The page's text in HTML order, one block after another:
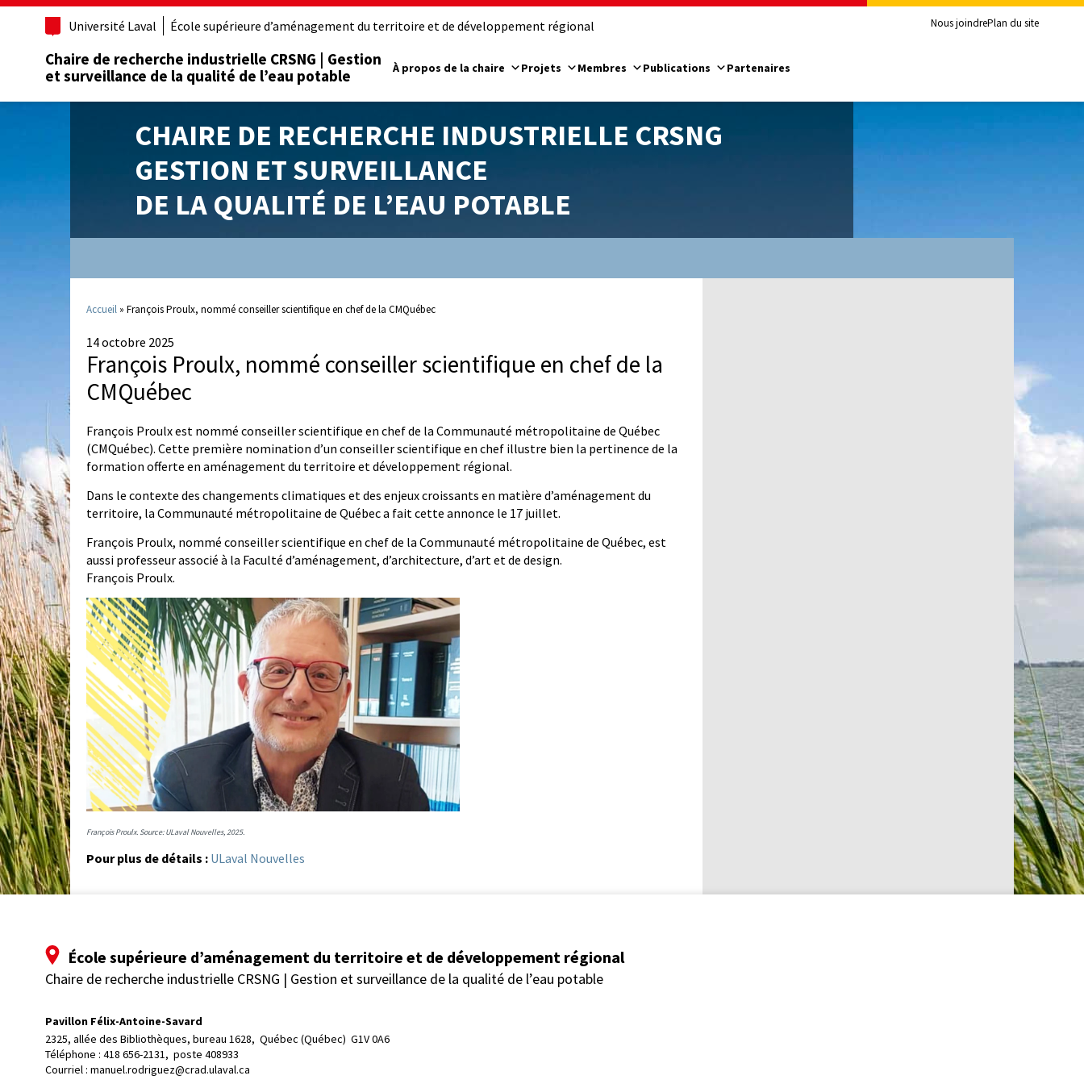
Université Laval École supérieure d’aménagement du territoire et de développement régional Nous joindrePlan du site
Chaire de recherche industrielle CRSNG | Gestion
et surveillance de la qualité de l’eau potable
À propos de la chaire Projets Membres Publications Partenaires
CHAIRE DE RECHERCHE INDUSTRIELLE CRSNG
GESTION ET SURVEILLANCE
DE LA QUALITÉ DE L’EAU POTABLE
Accueil » François Proulx, nommé conseiller scientifique en chef de la CMQuébec
14 octobre 2025
François Proulx, nommé conseiller scientifique en chef de la
CMQuébec
François Proulx est nommé conseiller scientifique en chef de la Communauté métropolitaine de Québec
(CMQuébec). Cette première nomination d’un conseiller scientifique en chef illustre bien la pertinence de la
formation offerte en aménagement du territoire et développement régional.
Dans le contexte des changements climatiques et des enjeux croissants en matière d’aménagement du
territoire, la Communauté métropolitaine de Québec a fait cette annonce le 17 juillet.
François Proulx, nommé conseiller scientifique en chef de la Communauté métropolitaine de Québec, est
aussi professeur associé à la Faculté d’aménagement, d’architecture, d’art et de design.
François Proulx.
François Proulx. Source: ULaval Nouvelles, 2025.
Pour plus de détails : ULaval Nouvelles
École supérieure d’aménagement du territoire et de développement régional
Chaire de recherche industrielle CRSNG | Gestion et surveillance de la qualité de l’eau potable
Pavillon Félix-Antoine-Savard
2325, allée des Bibliothèques, bureau 1628, Québec (Québec)  G1V 0A6
Téléphone : 418 656-2131, poste 408933
Courriel : manuel.rodriguez@crad.ulaval.ca